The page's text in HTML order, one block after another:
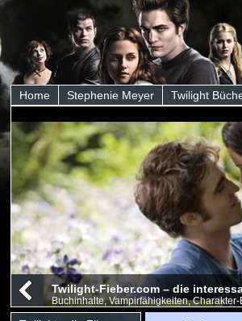
Home Stephenie Meyer Twilight
Twilight-Fieber.com – die
Buchinhalte, Vampirfähigkeiten,